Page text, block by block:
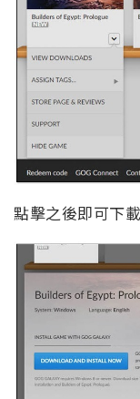
點擊之後即可下